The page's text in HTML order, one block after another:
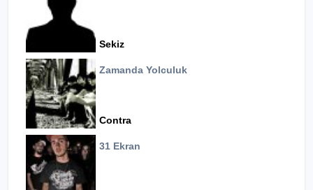
Sekiz
Zamanda Yolculuk
Contra
31 Ekran